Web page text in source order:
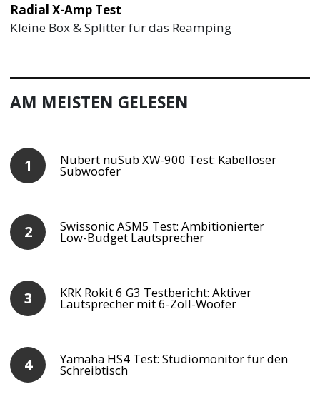
Radial X-Amp Test
Kleine Box & Splitter für das Reamping
AM MEISTEN GELESEN
Nubert nuSub XW-900 Test: Kabelloser
Subwoofer
Swissonic ASM5 Test: Ambitionierter
Low-Budget Lautsprecher
KRK Rokit 6 G3 Testbericht: Aktiver
Lautsprecher mit 6-Zoll-Woofer
Yamaha HS4 Test: Studiomonitor für den
Schreibtisch